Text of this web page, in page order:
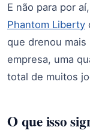
E não para por
Phantom Liberty
que drenou mais
empresa, uma
total de muitos
O que isso